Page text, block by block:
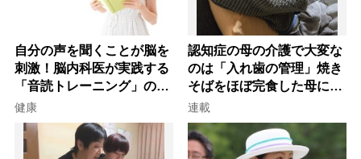
自分の声を聞くことが脳を
刺激！脳内科医が実践する
「音読トレーニング」の極
意
健康
認知症の母の介護で大変な
のは「入れ歯の管理」焼き
そばをほぼ完食した母に息
子が血の気が引いた理由
連載